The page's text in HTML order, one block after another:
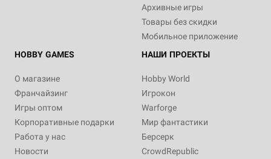
Архивные игры
Товары без скидки
Мобильное приложение
HOBBY GAMES
О магазине
Франчайзинг
Игры оптом
Корпоративные подарки
Работа у нас
Новости
НАШИ ПРОЕКТЫ
Hobby World
Игрокон
Warforge
Мир фантастики
Берсерк
CrowdRepublic